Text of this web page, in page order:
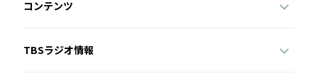
コンテンツ
TBSラジオ情報